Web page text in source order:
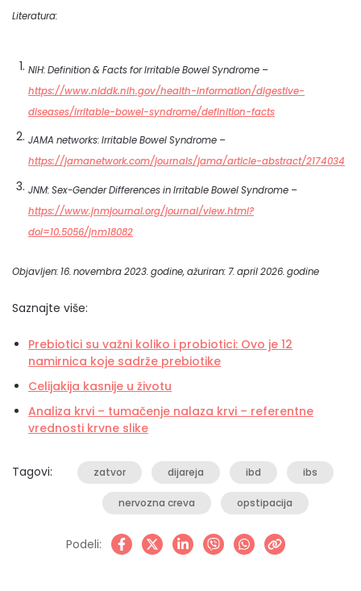
Literatura:
NIH: Definition & Facts for Irritable Bowel Syndrome –
https://www.niddk.nih.gov/health-information/digestive-
diseases/irritable-bowel-syndrome/definition-facts
JAMA networks: Irritable Bowel Syndrome –
https://jamanetwork.com/journals/jama/article-abstract/2174034
JNM: Sex-Gender Differences in Irritable Bowel Syndrome –
https://www.jnmjournal.org/journal/view.html?
doi=10.5056/jnm18082
Objavljen: 16. novembra 2023. godine, ažuriran: 7. april 2026. godine
Saznajte više:
Prebiotici su važni koliko i probiotici: Ovo je 12
namirnica koje sadrže prebiotike
Celijakija kasnije u životu
Analiza krvi – tumačenje nalaza krvi – referentne
vrednosti krvne slike
Tagovi: zatvor dijareja ibd ibs
nervozna creva opstipacija
Podeli: